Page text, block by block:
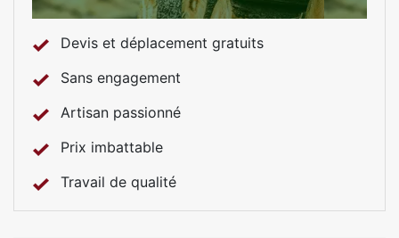
Devis et déplacement gratuits
Sans engagement
Artisan passionné
Prix imbattable
Travail de qualité